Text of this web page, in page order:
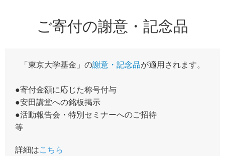
ご寄付の謝意・記念品
「東京大学基金」の謝意・記念品が適用されます。
●寄付金額に応じた称号付与
●安田講堂への銘板掲示
●活動報告会・特別セミナーへのご招待
等
詳細はこちら